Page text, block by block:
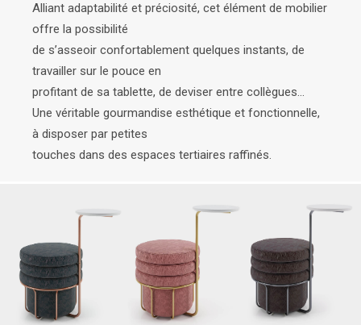
Alliant adaptabilité et préciosité, cet élément de mobilier
offre la possibilité
de s’asseoir confortablement quelques instants, de
travailler sur le pouce en
profitant de sa tablette, de deviser entre collègues…
Une véritable gourmandise esthétique et fonctionnelle,
à disposer par petites
touches dans des espaces tertiaires raffinés.